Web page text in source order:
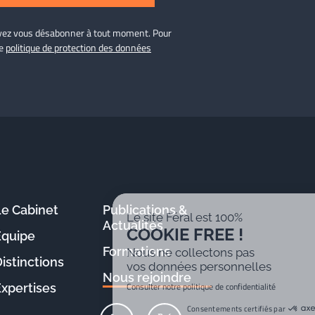
vous désabonner à tout moment. Pour
politique de protection des données
Cabinet
Publications &
Actualités
Formations
Nous rejoindre
Le site Féral est 100%
COOKIE FREE !
Nous ne collectons pas
vos données personnelles
Consulter notre politique de confidentialité
Consentements certifiés par